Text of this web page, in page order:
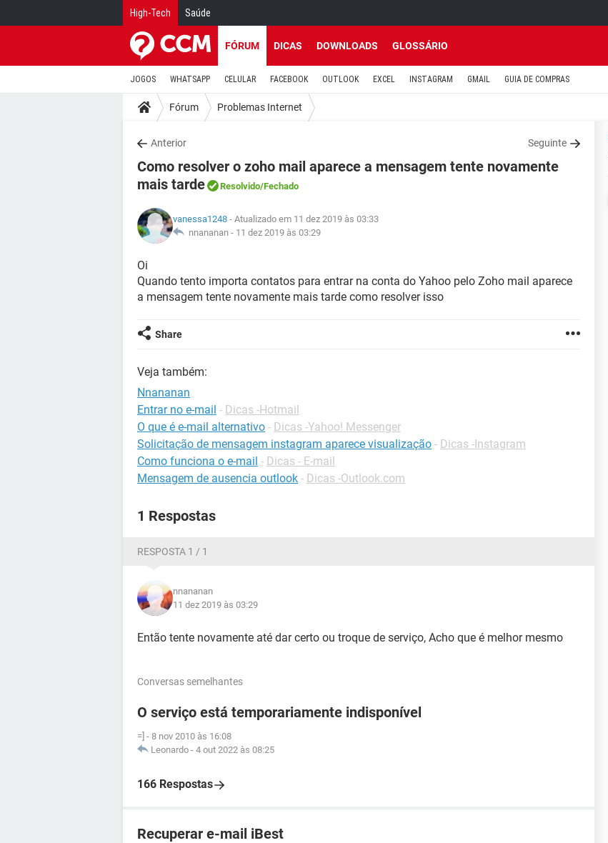
High-Tech Saúde
FÓRUM DICAS DOWNLOADS GLOSSÁRIO
JOGOS WHATSAPP CELULAR FACEBOOK OUTLOOK EXCEL INSTAGRAM GMAIL GUIA DE COMPRAS
Fórum Problemas Internet
Anterior Seguinte
Como resolver o zoho mail aparece a mensagem tente novamente
mais tarde
Resolvido/Fechado
vanessa1248 - Atualizado em 11 dez 2019 às 03:33
nnananan - 11 dez 2019 às 03:29
Oi
Quando tento importa contatos para entrar na conta do Yahoo pelo Zoho mail aparece
a mensagem tente novamente mais tarde como resolver isso
Share
Veja também:
Nnananan
Entrar no e-mail - Dicas -Hotmail
O que é e-mail alternativo - Dicas -Yahoo! Messenger
Solicitação de mensagem instagram aparece visualização - Dicas -Instagram
Como funciona o e-mail - Dicas - E-mail
Mensagem de ausencia outlook - Dicas -Outlook.com
1 Respostas
RESPOSTA 1 / 1
nnananan
11 dez 2019 às 03:29
Então tente novamente até dar certo ou troque de serviço, Acho que é melhor mesmo
Conversas semelhantes
O serviço está temporariamente indisponível
=] - 8 nov 2010 às 16:08
Leonardo - 4 out 2022 às 08:25
166 Respostas
Recuperar e-mail iBest